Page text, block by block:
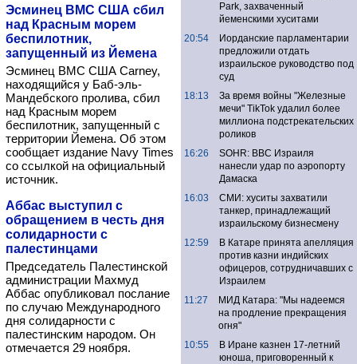
Эсминец ВМС США сбил
над Красным морем
беспилотник,
запущенный из Йемена
Эсминец ВМС США Carney,
находящийся у Баб-эль-
Мандебского пролива, сбил
над Красным морем
беспилотник, запущенный с
территории Йемена. Об этом
сообщает издание Navy Times
со ссылкой на официальный
источник.
Аббас выступил с
обращением в честь дня
солидарности с
палестинцами
Председатель Палестинской
администрации Махмуд
Аббас опубликовал послание
по случаю Международного
дня солидарности с
палестинским народом. Он
отмечается 29 ноября.
Park, захваченный
йеменскими хуситами
20:54
Иорданские парламентарии
предложили отдать
израильское руководство под
суд
18:13
За время войны "Железные
мечи" TikTok удалил более
миллиона подстрекательских
роликов
16:26
SOHR: ВВС Израиля
нанесли удар по аэропорту
Дамаска
16:03
СМИ: хуситы захватили
танкер, принадлежащий
израильскому бизнесмену
12:59
В Катаре принята апелляция
против казни индийских
офицеров, сотрудничавших с
Израилем
11:27
МИД Катара: "Мы надеемся
на продление прекращения
огня"
10:55
В Иране казнен 17-летний
юноша, приговоренный к